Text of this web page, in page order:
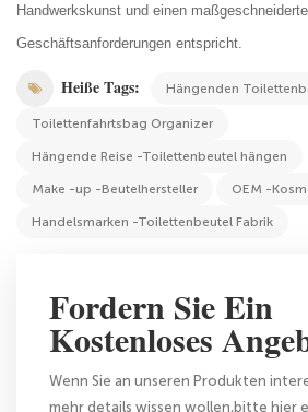
Handwerkskunst und einen
Geschäftsanforderungen entspricht.
Heiße Tags: Hängenden
Toilettenfahrtsbag Organizer
Hängende Reise -Toilettenbeutel hängen
Make -up -Beutelhersteller OEM -
Handelsmarken -Toilettenbeutel Fabrik
Fordern Sie Ein
Kostenloses
Wenn Sie an unseren Produkten
mehr details wissen wollen,bitte hier